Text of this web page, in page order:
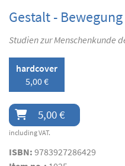
Gestalt -
Studien zur Menschenkunde
hardcover
5,00 €
5,00 €
including VAT.
ISBN: 9783927286429